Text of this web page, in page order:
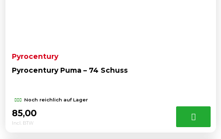
Pyrocentury
Pyrocentury Puma – 74 Schuss
Noch reichlich auf Lager
85,00
Incl. BTW